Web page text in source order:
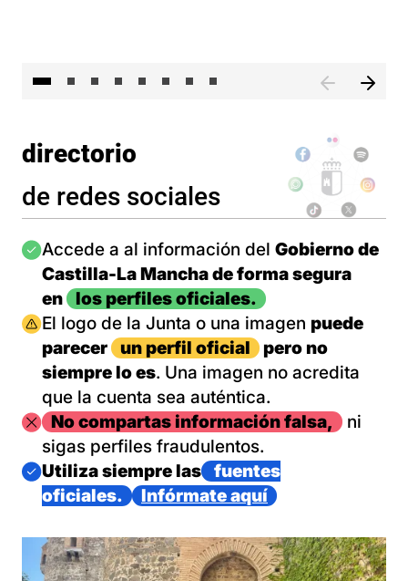
directorio
de redes sociales
Imagen
Accede a al información del Gobierno de
Castilla-La Mancha de forma segura
en
los perfiles oficiales.
Imagen
El logo de la Junta o una imagen puede
parecer
un perfil oficial
pero no
siempre lo es. Una imagen no acredita
que la cuenta sea auténtica.
ImagenNo compartas información falsa,
ni
sigas perfiles fraudulentos.
Imagen
Utiliza siempre las
fuentes
oficiales.
Infórmate aquí